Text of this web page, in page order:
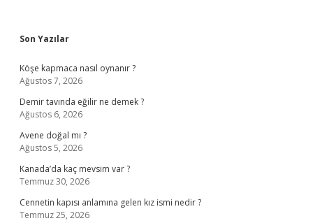
Sidebar
Son Yazılar
Köşe kapmaca nasıl oynanır ?
Ağustos 7, 2026
Demir tavında eğilir ne demek ?
Ağustos 6, 2026
Avene doğal mı ?
Ağustos 5, 2026
Kanada’da kaç mevsim var ?
Temmuz 30, 2026
Cennetin kapısı anlamına gelen kız ismi nedir ?
Temmuz 25, 2026